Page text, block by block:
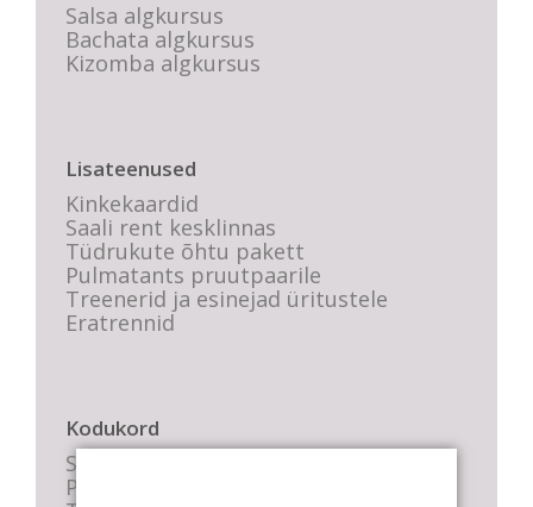
Salsa algkursus
Bachata algkursus
Kizomba algkursus
Lisateenused
Kinkekaardid
Saali rent kesklinnas
Tüdrukute õhtu pakett
Pulmatants pruutpaarile
Treenerid ja esinejad üritustele
Eratrennid
Kodukord
Stuudio sisekord
Privaatsustingimused